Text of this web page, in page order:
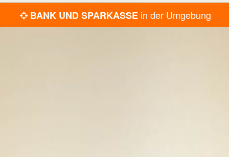
BANK UND SPARKASSE in der Umgebung